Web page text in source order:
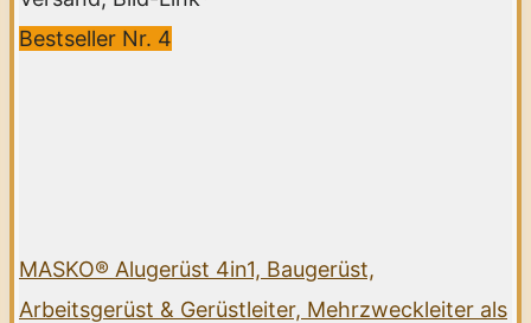
Bestseller Nr. 4
MASKO® Alugerüst 4in1, Baugerüst,
Arbeitsgerüst & Gerüstleiter, Mehrzweckleiter als